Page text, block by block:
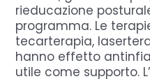
rieducazione
programma. Le
tecarterapia,
hanno effetto
utile come supporto.